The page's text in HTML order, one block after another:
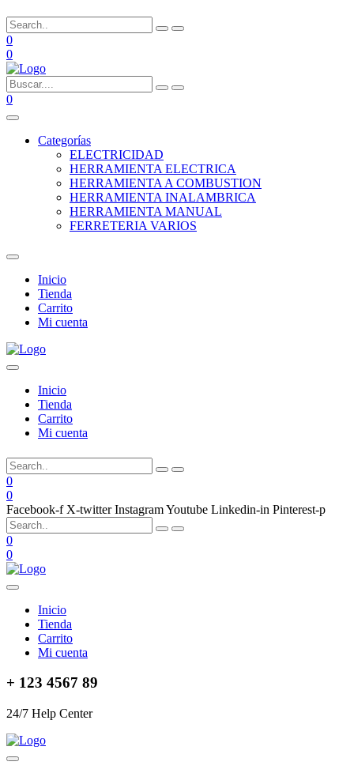
0
0
0
Categorías
ELECTRICIDAD
HERRAMIENTA ELECTRICA
HERRAMIENTA A COMBUSTION
HERRAMIENTA INALAMBRICA
HERRAMIENTA MANUAL
FERRETERIA VARIOS
Inicio
Tienda
Carrito
Mi cuenta
Inicio
Tienda
Carrito
Mi cuenta
0
0
Facebook-f X-twitter InstagramYoutube Linkedin-in Pinterest-p
0
0
Inicio
Tienda
Carrito
Mi cuenta
+ 123 4567 89
24/7 Help Center